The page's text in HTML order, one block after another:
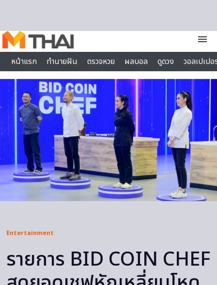
menu
หน้าแรก
ทำนายฝัน ตรวจหวย ผลบอล ดูดวง
วอลเปเป
ไลฟ์สไตล์
Entertainment
รายการ BID COIN CHEF